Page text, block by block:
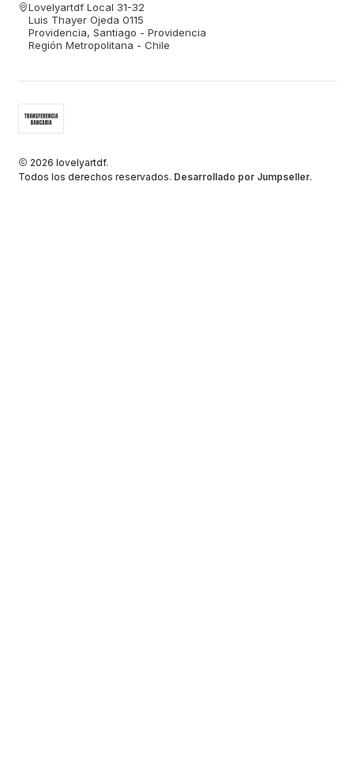
Lovelyartdf Local 31-32
Luis Thayer Ojeda 0115
Providencia, Santiago - Providencia
Región Metropolitana - Chile
2026 lovelyartdf.
Todos los derechos reservados. Desarrollado por Jumpseller.